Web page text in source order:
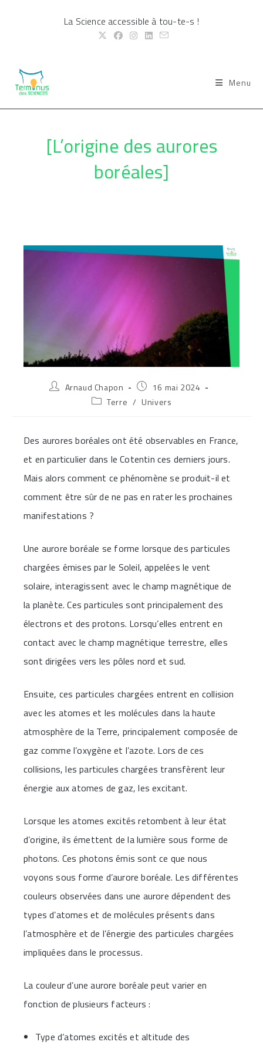
La Science accessible à tou-te-s !
Menu
[L’origine des aurores
boréales]
Auteur/autrice
Arnaud Chapon
Publication
publiée :
16 mai 2024
PostTerre / Univers
Des aurores boréales ont été observables en France,
et en particulier dans le Cotentin ces derniers jours.
Mais alors comment ce phénomène se produit-il et
comment être sûr de ne pas en rater les prochaines
manifestations ?
Une aurore boréale se forme lorsque des particules
chargées émises par le Soleil, appelées le vent
solaire, interagissent avec le champ magnétique de
la planète. Ces particules sont principalement des
électrons et des protons. Lorsqu’elles entrent en
contact avec le champ magnétique terrestre, elles
sont dirigées vers les pôles nord et sud.
Ensuite, ces particules chargées entrent en collision
avec les atomes et les molécules dans la haute
atmosphère de la Terre, principalement composée de
gaz comme l’oxygène et l’azote. Lors de ces
collisions, les particules chargées transfèrent leur
énergie aux atomes de gaz, les excitant.
Lorsque les atomes excités retombent à leur état
d’origine, ils émettent de la lumière sous forme de
photons. Ces photons émis sont ce que nous
voyons sous forme d’aurore boréale. Les différentes
couleurs observées dans une aurore dépendent des
types d’atomes et de molécules présents dans
l’atmosphère et de l’énergie des particules chargées
impliquées dans le processus.
La couleur d’une aurore boréale peut varier en
fonction de plusieurs facteurs :
Type d’atomes excités et altitude des